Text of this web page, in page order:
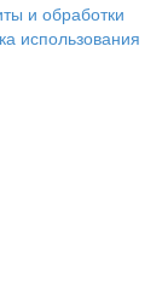
и обработки
использования